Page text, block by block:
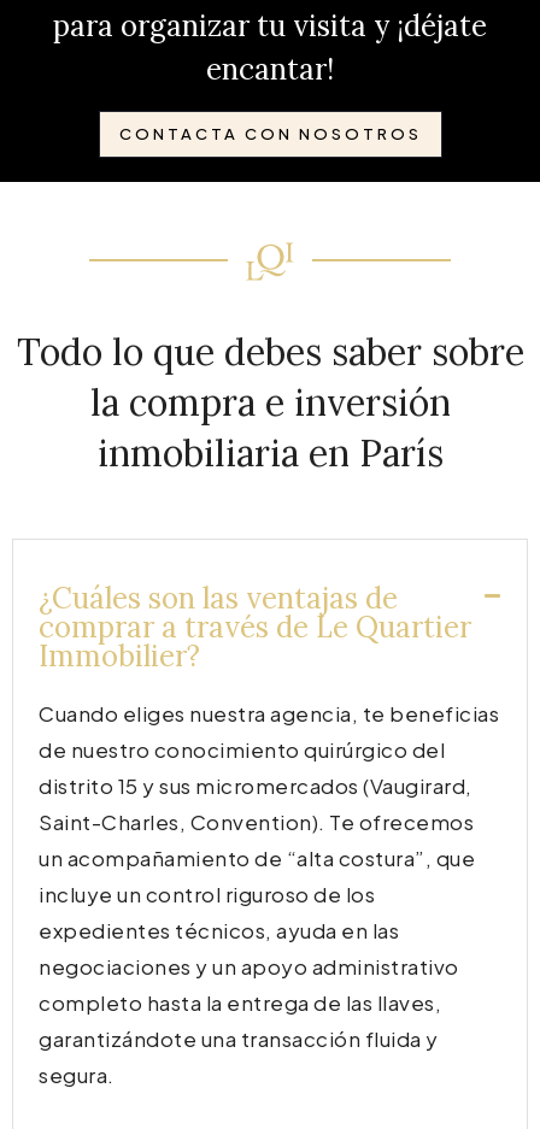
para organizar tu visita y ¡déjate
encantar!
CONTACTA CON NOSOTROS
Todo lo que debes saber sobre
la compra e inversión
inmobiliaria en París
¿Cuáles son las ventajas de
comprar a través de Le Quartier
Immobilier?
Cuando eliges nuestra agencia, te beneficias
de nuestro conocimiento quirúrgico del
distrito 15 y sus micromercados (Vaugirard,
Saint-Charles, Convention). Te ofrecemos
un acompañamiento de “alta costura”, que
incluye un control riguroso de los
expedientes técnicos, ayuda en las
negociaciones y un apoyo administrativo
completo hasta la entrega de las llaves,
garantizándote una transacción fluida y
segura.